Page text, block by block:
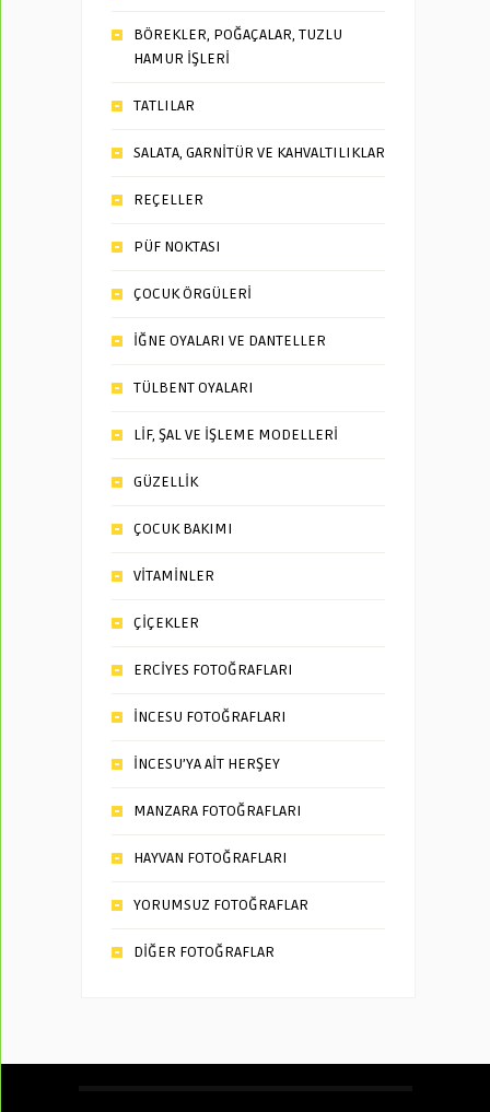
BÖREKLER, POĞAÇALAR, TUZLU
HAMUR İŞLERİ
TATLILAR
SALATA, GARNİTÜR VE KAHVALTILIKLAR
REÇELLER
PÜF NOKTASI
ÇOCUK ÖRGÜLERİ
İĞNE OYALARI VE DANTELLER
TÜLBENT OYALARI
LİF, ŞAL VE İŞLEME MODELLERİ
GÜZELLİK
ÇOCUK BAKIMI
VİTAMİNLER
ÇİÇEKLER
ERCİYES FOTOĞRAFLARI
İNCESU FOTOĞRAFLARI
İNCESU’YA AİT HERŞEY
MANZARA FOTOĞRAFLARI
HAYVAN FOTOĞRAFLARI
YORUMSUZ FOTOĞRAFLAR
DİĞER FOTOĞRAFLAR